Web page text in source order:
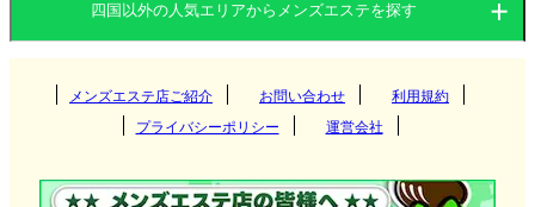
包まれた高松のメンズエステは、日々の疲れを癒
し、リラックスした時間を過ごすのにぴったりで
す。
ションを利用したマンション型（個室型）が多く、
高知県 徳島県
松山 香川県
四国以外の人気エリアからメンズエステを探す
関東
メンズエステ店ご紹介 お問い合わせ
利用規約
プライバシーポリシー
運営会社